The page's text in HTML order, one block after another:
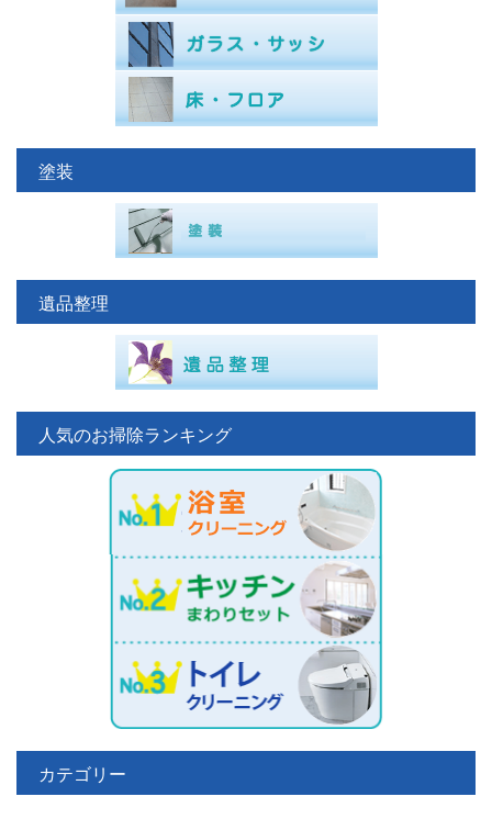
塗装
遺品整理
人気のお掃除ランキング
カテゴリー